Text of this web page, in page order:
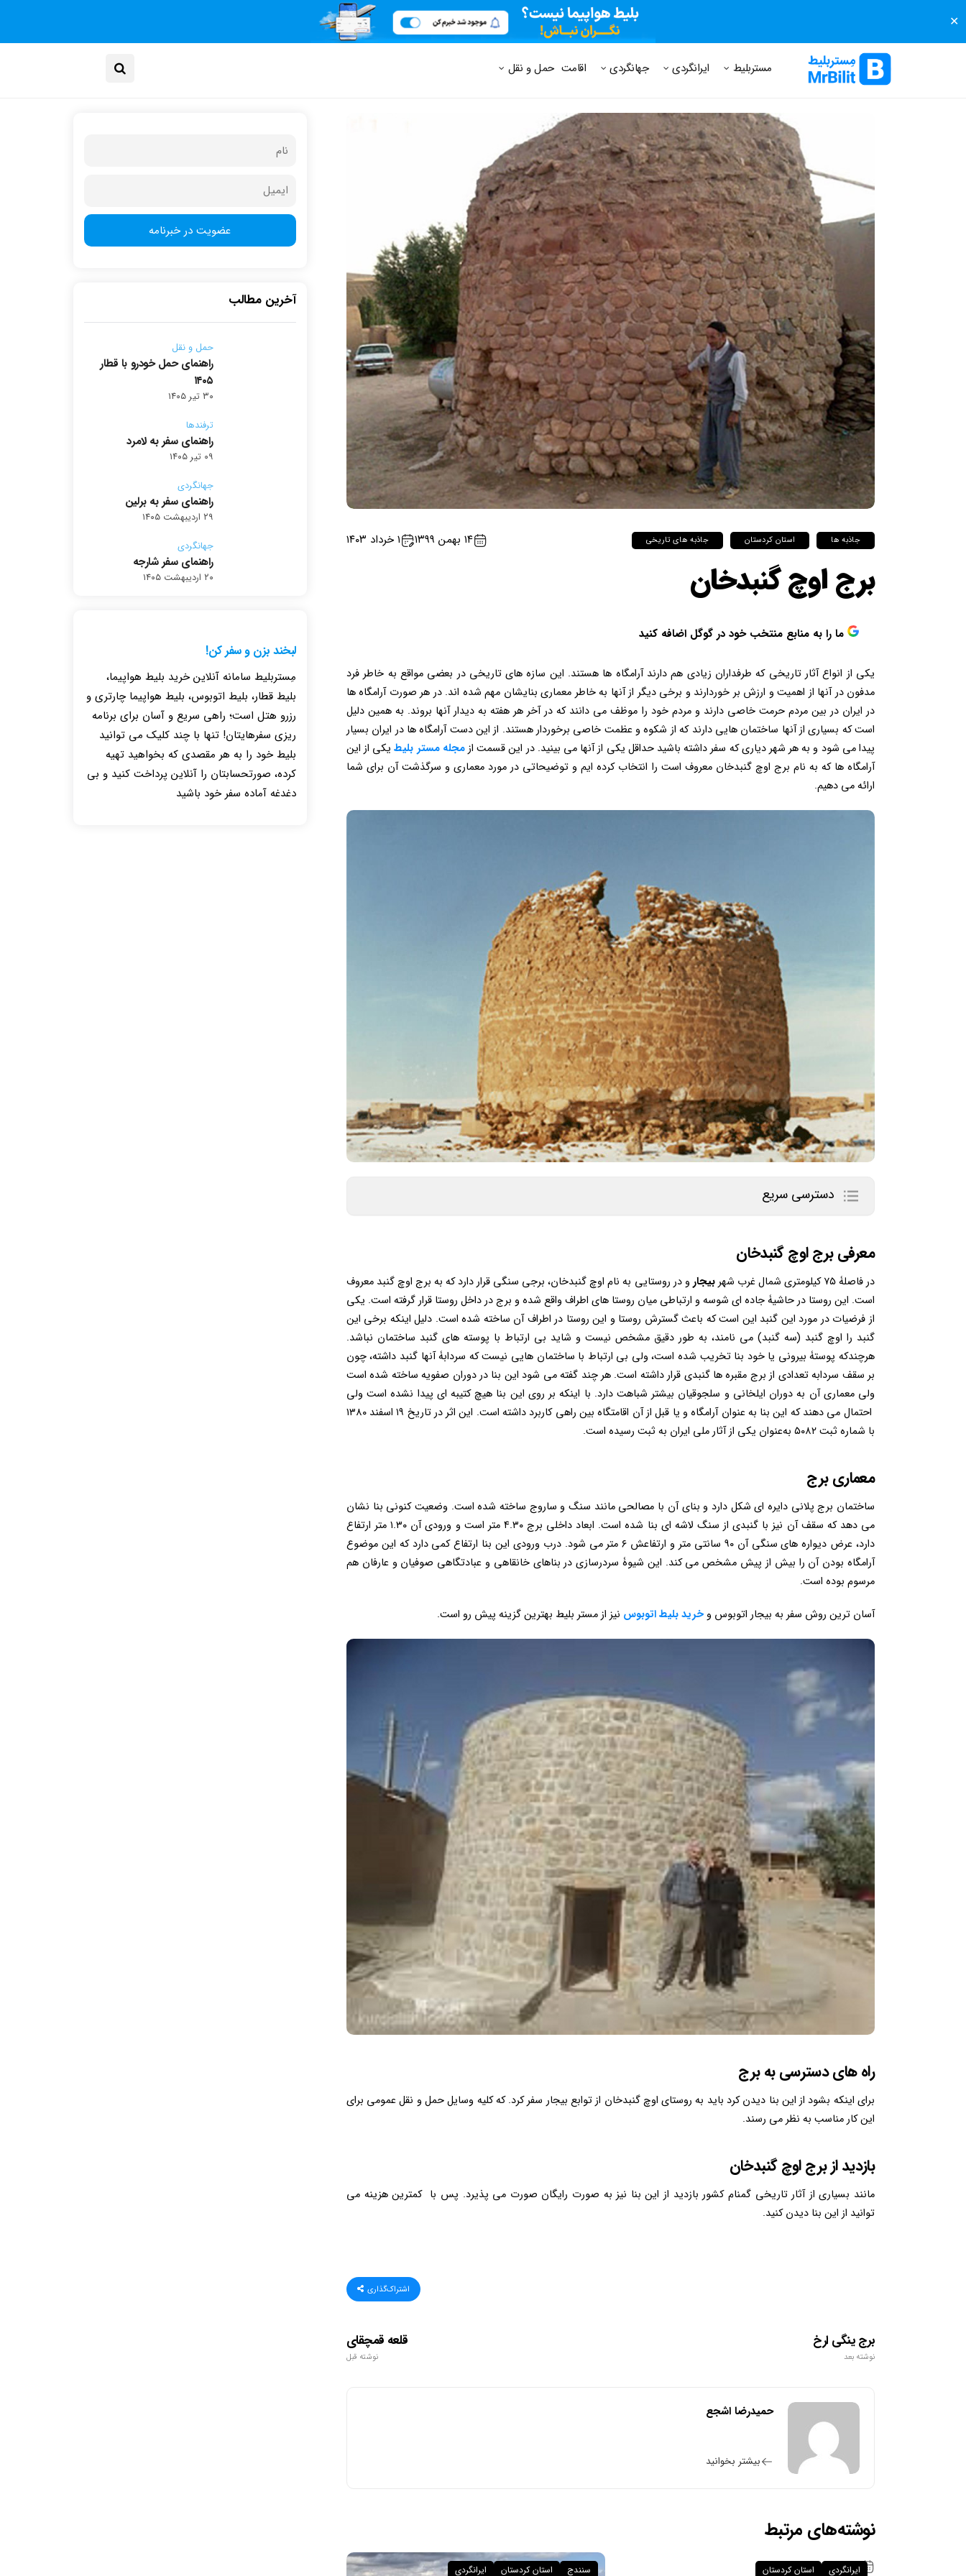
✕
مستر بلیط مجله مستر بلیط پرسش های متداول
مستربلیط ایرانگردی جهانگردی اقامت حمل و نقل
جاذبه ها استان کردستان جاذبه های تاریخی ۱۴ بهمن ۱۳۹۹ ۱ خرداد ۱۴۰۳
برج اوچ گنبدخان
ما را به منابع منتخب خود در گوگل اضافه کنید
یکی از انواع آثار تاریخی که طرفداران زیادی هم دارند آرامگاه ها هستند. این سازه های تاریخی در بعضی مواقع به خاطر فرد
مدفون در آنها از اهمیت و ارزش بر خوردارند و برخی دیگر از آنها به خاطر معماری بنایشان مهم شده اند. در هر صورت آرامگاه ها
در ایران در بین مردم حرمت خاصی دارند و مردم خود را موظف می دانند که در آخر هر هفته به دیدار آنها بروند. به همین دلیل
است که بسیاری از آنها ساختمان هایی دارند که از شکوه و عظمت خاصی برخوردار هستند. از این دست آرامگاه ها در ایران بسیار
پیدا می شود و به هر شهر دیاری که سفر داشته باشید حداقل یکی از آنها می بینید. در این قسمت ازمجله مستر بلیطیکی از این
آرامگاه ها که به نام برج اوچ گنبدخان معروف است را انتخاب کرده ایم و توضیحاتی در مورد معماری و سرگذشت آن برای شما
ارائه می دهیم.
دسترسی سریع
معرفی برج اوچ گنبدخان
در فاصلۀ ۷۵ کیلومتری شمال غرب شهر بیجار و در روستایی به نام اوچ گنبدخان، برجی سنگی قرار دارد که به برج اوچ گنبد معروف
است. این روستا در حاشیۀ جاده ای شوسه و ارتباطی میان روستا های اطراف واقع شده و برج در داخل روستا قرار گرفته است. یکی
از فرضیات در مورد این گنبد این است که باعث گسترش روستا و این روستا در اطراف آن ساخته شده است. دلیل اینکه برخی این
گنبد را اوچ گنبد (سه گنبد) می نامند، به طور دقیق مشخص نیست و شاید بی ارتباط با پوسته های گنبد ساختمان نباشد.
هرچندکه پوستۀ بیرونی یا خود بنا تخریب شده است، ولی بی ارتباط با ساختمان هایی نیست که سردابۀ آنها گنبد داشته، چون
بر سقف سردابه تعدادی از برج مقبره ها گنبدی قرار داشته است. هر چند گفته می شود این بنا در دوران صفویه ساخته شده است
ولی معماری آن به دوران ایلخانی و سلجوقیان بیشتر شباهت دارد. با اینکه بر روی این بنا هیچ کتیبه ای پیدا نشده است ولی
احتمال می دهند که این بنا به عنوان آرامگاه و یا قبل از آن اقامتگاه بین راهی کاربرد داشته است. این اثر در تاریخ ۱۹ اسفند ۱۳۸۰
با شماره ثبت ۵۰۸۲ به‌عنوان یکی از آثار ملی ایران به ثبت رسیده است.
معماری برج
ساختمان برج پلانی دایره ای شکل دارد و بنای آن با مصالحی مانند سنگ و ساروج ساخته شده است. وضعیت کنونی بنا نشان
می دهد که سقف آن نیز با گنبدی از سنگ لاشه ای بنا شده است. ابعاد داخلی برج ۴.۳۰ متر است و ورودی آن ۱.۳۰ متر ارتفاع
دارد، عرض دیواره های سنگی آن ۹۰ سانتی متر و ارتفاعش ۶ متر می شود. درب ورودی این بنا ارتفاع کمی دارد که این موضوع
آرامگاه بودن آن را بیش از پیش مشخص می کند. این شیوۀ سردرسازی در بناهای خانقاهی و عبادتگاهی صوفیان و عارفان هم
مرسوم بوده است.
آسان ترین روش سفر به بیجار اتوبوس و خرید بلیط اتوبوس نیز از مستر بلیط بهترین گزینه پیش رو است.
راه های دسترسی به برج
برای اینکه بشود از این بنا دیدن کرد باید به روستای اوچ گنبدخان از توابع بیجار سفر کرد. که کلیه وسایل حمل و نقل عمومی برای
این کار مناسب به نظر می رسند.
بازدید از برج اوچ گنبدخان
مانند بسیاری از آثار تاریخی گمنام کشور بازدید از این بنا نیز به صورت رایگان صورت می پذیرد. پس با کمترین هزینه می
توانید از این بنا دیدن کنید.
اشتراک‌گذاری
قلعه قمچقای
نوشته قبل
برج ینگی ارخ
نوشته بعد
حمیدرضا اشجع
بیشتر بخوانید
نوشته‌های مرتبط
۳۰ فروردین ۱۴۰۵
ایرانگردی استان کردستان سنندج استان کردستان ایرانگردی
آخرین مطالب
حمل و نقل
راهنمای حمل خودرو با قطار
۱۴۰۵
۳۰ تیر ۱۴۰۵
ترفندها
راهنمای سفر به لامرد
۰۹ تیر ۱۴۰۵
جهانگردی
راهنمای سفر به برلین
۲۹ اردیبهشت ۱۴۰۵
جهانگردی
راهنمای سفر شارجه
۲۰ اردیبهشت ۱۴۰۵
لبخند بزن و سفر کن!
مِستربلیط سامانه آنلاین خرید بلیط هواپیما،
بلیط قطار، بلیط اتوبوس، بلیط هواپیما چارتری و
رزرو هتل است؛ راهی سریع و آسان برای برنامه
ریزی سفرهایتان! تنها با چند کلیک می توانید
بلیط خود را به هر مقصدی که بخواهید تهیه
کرده، صورتحسابتان را آنلاین پرداخت کنید و بی
دغدغه آماده سفر خود باشید